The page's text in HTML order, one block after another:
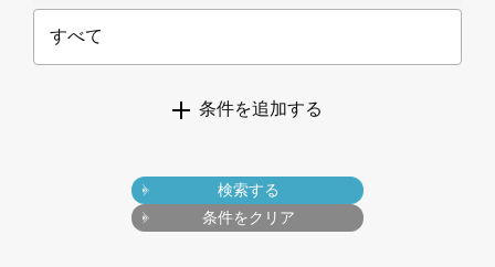
すべて
条件を追加する
条件をクリア
検索する